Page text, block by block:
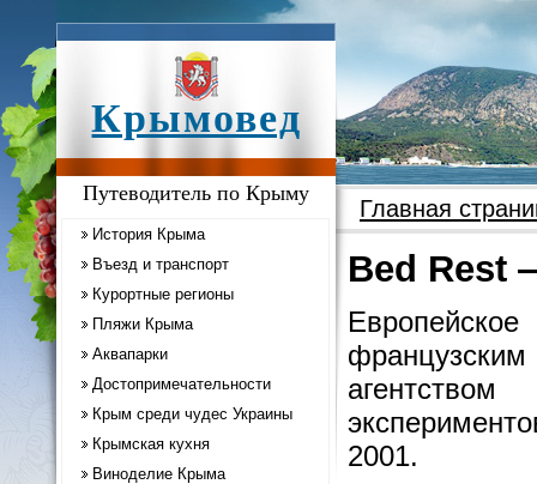
Крымовед
Путеводитель по Крыму
История Крыма
Въезд и транспорт
Курортные регионы
Пляжи Крыма
Аквапарки
Достопримечательности
Крым среди чудес Украины
Крымская кухня
Виноделие Крыма
Главная
Bed Rest
2001.